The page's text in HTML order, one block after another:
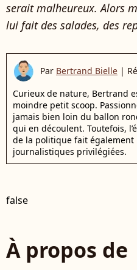
serait malheureux. Alors
lui fait des salades, des
Par Bertrand Bielle |
Curieux de nature, Bertrand
moindre petit scoop.
jamais bien loin du ballon
qui en découlent. Toutefois,
de la politique fait également
journalistiques privilégiées.
false
À propos de